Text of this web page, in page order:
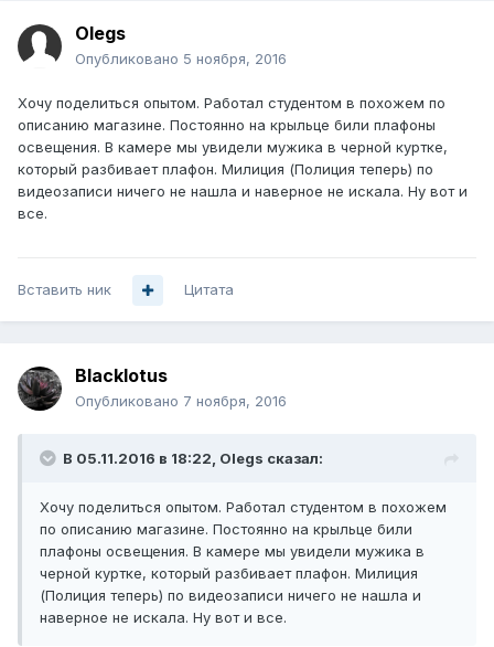
Olegs
Опубликовано 5 ноября, 2016
Хочу поделиться опытом. Работал студентом в похожем по
описанию магазине. Постоянно на крыльце били плафоны
освещения. В камере мы увидели мужика в черной куртке,
который разбивает плафон. Милиция (Полиция теперь) по
видеозаписи ничего не нашла и наверное не искала. Ну вот и
все.
Вставить ник Цитата
Blacklotus
Опубликовано 7 ноября, 2016
В 05.11.2016 в 18:22, Olegs сказал:
Хочу поделиться опытом. Работал студентом в похожем
по описанию магазине. Постоянно на крыльце били
плафоны освещения. В камере мы увидели мужика в
черной куртке, который разбивает плафон. Милиция
(Полиция теперь) по видеозаписи ничего не нашла и
наверное не искала. Ну вот и все.